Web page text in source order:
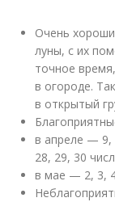
Очень
луны, с их
точное
в огороде.
в открытый
в апреле — 9,
28, 29, 30
в мае — 2, 3,